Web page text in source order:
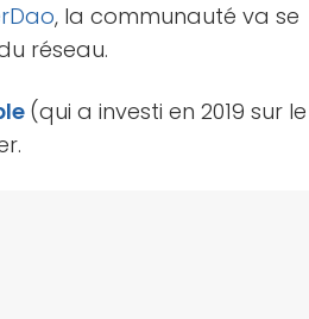
, la communauté va se
réseau.
(qui a investi en 2019 sur le